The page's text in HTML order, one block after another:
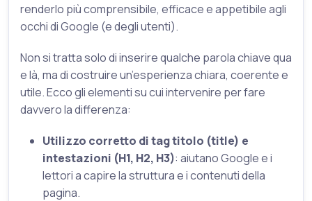
renderlo più comprensibile, efficace e appetibile agli
occhi di Google (e degli utenti).
Non si tratta solo di inserire qualche parola chiave qua
e là, ma di costruire un’esperienza chiara, coerente e
utile. Ecco gli elementi su cui intervenire per fare
davvero la differenza:
Utilizzo corretto di tag titolo (title) e
intestazioni (H1, H2, H3): aiutano Google e i
lettori a capire la struttura e i contenuti della
pagina.